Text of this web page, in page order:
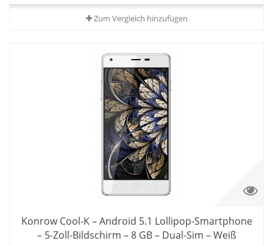
Zum Vergleich hinzufügen
Konrow Cool-K – Android 5.1 Lollipop-Smartphone
– 5-Zoll-Bildschirm – 8 GB – Dual-Sim – Weiß